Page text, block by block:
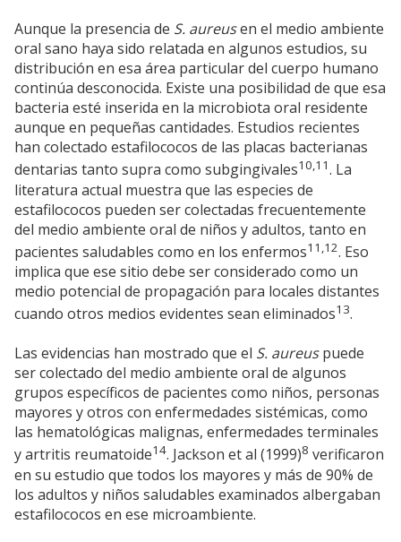
Aunque la presencia de S. aureusen el medio ambiente
oral sano haya sido relatada en algunos estudios, su
distribución en esa área particular del cuerpo humano
continúa desconocida. Existe una posibilidad de que esa
bacteria esté inserida en la microbiota oral residente
aunque en pequeñas cantidades. Estudios recientes
han colectado estafilococos de las placas bacterianas
dentarias tanto supra como subgingivales10,11. La
literatura actual muestra que las especies de
estafilococos pueden ser colectadas frecuentemente
del medio ambiente oral de niños y adultos, tanto en
pacientes saludables como en los enfermos11,12. Eso
implica que ese sitio debe ser considerado como un
medio potencial de propagación para locales distantes
cuando otros medios evidentes sean eliminados13.
Las evidencias han mostrado que el S. aureuspuede
ser colectado del medio ambiente oral de algunos
grupos específicos de pacientes como niños, personas
mayores y otros con enfermedades sistémicas, como
las hematológicas malignas, enfermedades terminales
y artritis reumatoide14. Jackson et al (1999)8 verificaron
en su estudio que todos los mayores y más de 90% de
los adultos y niños saludables examinados albergaban
estafilococos en ese microambiente.